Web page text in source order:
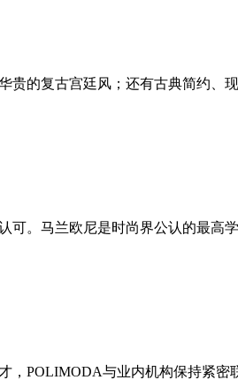
的复古宫廷风；还有古典简约、
。马兰欧尼是时尚界公认的最高
POLIMODA与业内机构保持紧密